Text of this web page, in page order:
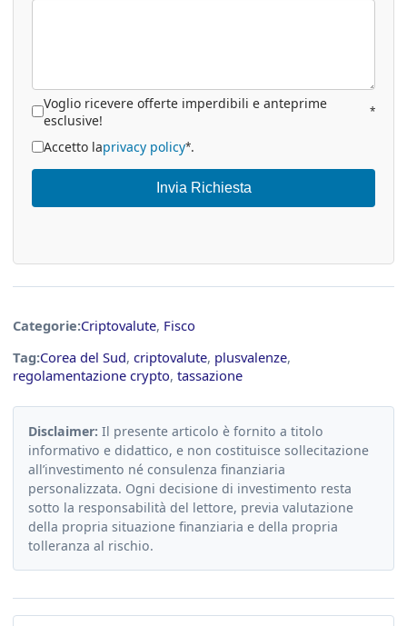
Voglio ricevere offerte imperdibili e anteprime
esclusive!
*
Accetto laprivacy policy*.
Invia Richiesta
Categorie:Criptovalute, Fisco
Tag:Corea del Sud, criptovalute, plusvalenze,
regolamentazione crypto, tassazione
Disclaimer: Il presente articolo è fornito a titolo
informativo e didattico, e non costituisce sollecitazione
all’investimento né consulenza finanziaria
personalizzata. Ogni decisione di investimento resta
sotto la responsabilità del lettore, previa valutazione
della propria situazione finanziaria e della propria
tolleranza al rischio.